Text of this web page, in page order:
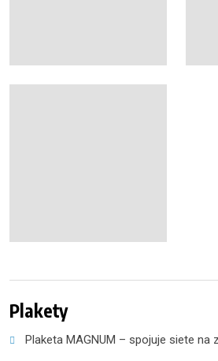
Plakety
Plaketa MAGNUM – spojuje siete na